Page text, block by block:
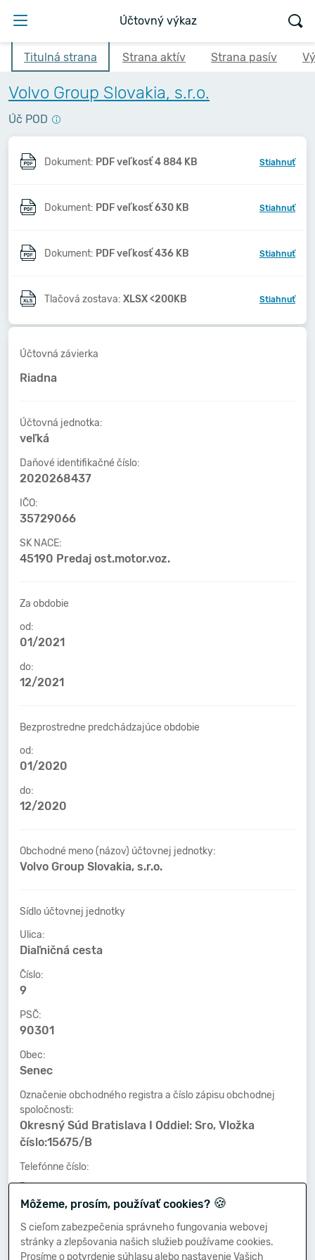
Účtovný výkaz
Titulná strana Strana aktív Strana pasív
Volvo Group Slovakia, s.r.o.
Úč POD
Dokument: PDF veľkosť 4 884 KB Stiahnuť
Dokument: PDF veľkosť 630 KB Stiahnuť
Dokument: PDF veľkosť 436 KB Stiahnuť
Tlačová zostava: XLSX <200KB Stiahnuť
Účtovná závierka
Riadna
Účtovná jednotka:
veľká
Daňové identifikačné číslo:
2020268437
IČO:
35729066
SK NACE:
45190 Predaj ost.motor.voz.
Za obdobie
od:
01/2021
do:
12/2021
Bezprostredne predchádzajúce obdobie
od:
01/2020
do:
12/2020
Obchodné meno (názov) účtovnej jednotky:
Volvo Group Slovakia, s.r.o.
Sídlo účtovnej jednotky
Ulica:
Diaľničná cesta
Číslo:
9
PSČ:
90301
Obec:
Senec
Označenie obchodného registra a číslo zápisu obchodnej
spoločnosti:
Okresný Súd Bratislava I Oddiel: Sro, Vložka
číslo:15675/B
Telefónne číslo:
-
Faxové číslo:
-
E-mailová adresa:
Môžeme, prosím, používať cookies? 🍪
S cieľom zabezpečenia správneho fungovania webovej
stránky a zlepšovania našich služieb používame cookies.
Prosíme o potvrdenie súhlasu alebo nastavenie Vašich